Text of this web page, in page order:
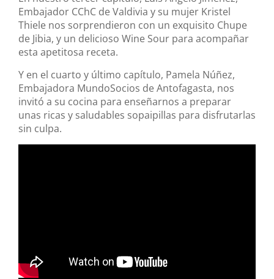
Embajador CChC de Valdivia y su mujer Kristel
Thiele nos sorprendieron con un exquisito Chupe
de Jibia, y un delicioso Wine Sour para acompañar
esta apetitosa receta.
Y en el cuarto y último capítulo, Pamela Núñez,
Embajadora MundoSocios de Antofagasta, nos
invitó a su cocina para enseñarnos a preparar
unas ricas y saludables sopaipillas para disfrutarlas
sin culpa.